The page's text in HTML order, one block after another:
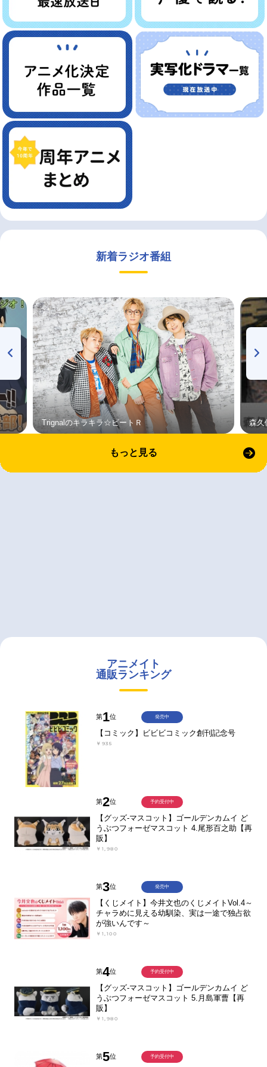
新着ラジオ番組
Trignalのキラキラ☆ビートＲ 森久
もっと見る
アニメイト
通販ランキング
第1位
【コミック】ビビビコミック創刊記念号
￥935
発売中
第2位
【グッズ-マスコット】ゴールデンカムイ ど
うぶつフォーゼマスコット 4.尾形百之助【再
販】
￥1,980
予約受付中
第3位
【くじメイト】今井文也のくじメイトVol.4～
チャラめに見える幼馴染、実は一途で独占欲
が強いんです～
￥1,100
発売中
第4位
【グッズ-マスコット】ゴールデンカムイ ど
うぶつフォーゼマスコット 5.月島軍曹【再
販】
￥1,980
予約受付中
第5位 予約受付中